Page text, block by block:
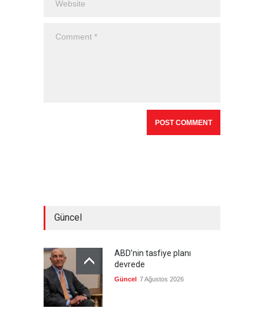
Güncel
ABD’nin tasfiye planı
devrede
Güncel 7 Ağustos 2026